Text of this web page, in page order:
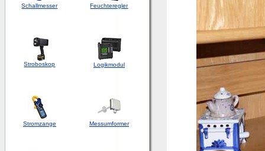
Schallmesser Feuchteregler
Stroboskop Logikmodul
Stromzange Messumformer